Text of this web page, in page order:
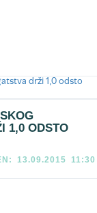
1,0 ODSTO
13.09.2015 11:30